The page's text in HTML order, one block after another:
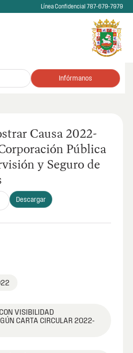
Línea Confidencial 787-679-7979
Infórmanos
Causa 2022-
Pública
y Seguro de
Descargar
VISIBILIDAD
CARTA CIRCULAR 2022-